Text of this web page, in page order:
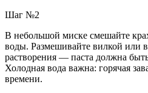
Шаг №2
В небольшой миске смешайте
воды. Размешивайте вилкой или
растворения — паста должна
Холодная вода важна: горячая
времени.